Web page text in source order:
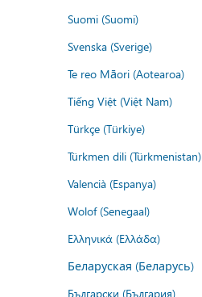
Suomi (Suomi)
Svenska (Sverige)
Te reo Māori (Aotearoa)
Tiếng Việt (Việt Nam)
Türkçe (Türkiye)
Türkmen dili (Türkmenistan)
Valencià (Espanya)
Wolof (Senegaal)
Ελληνικά (Ελλάδα)
Беларуская (Беларусь)
Български (България)